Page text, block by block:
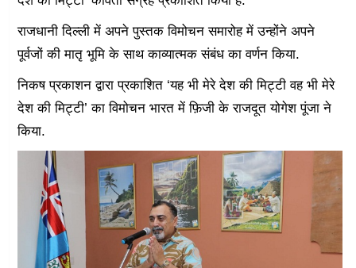
राजधानी दिल्ली में अपने पुस्तक विमोचन समारोह में उन्होंने अपने
पूर्वजों की मातृ भूमि के साथ काव्यात्मक संबंध का वर्णन किया.
निकष प्रकाशन द्वारा प्रकाशित ‘यह भी मेरे देश की मिट्टी वह भी मेरे
देश की मिट्टी’ का विमोचन भारत में फ़िजी के राजदूत योगेश पूंजा ने
किया.